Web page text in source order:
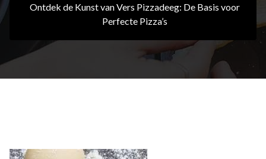
Ontdek de Kunst van Vers Pizzadeeg: De Basis voor
Perfecte Pizza’s